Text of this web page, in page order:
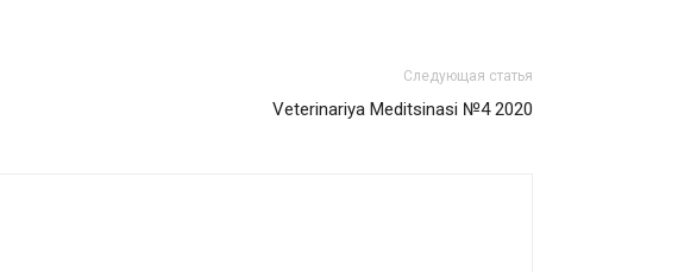
Следующая статья
Veterinariya Meditsinasi №4 2020